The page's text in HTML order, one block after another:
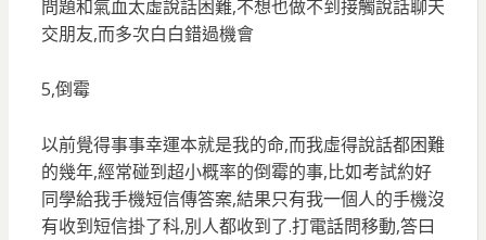
問題和氣血太虛說話困難,不想也做不到接觸說話聊天
交朋友,而多次白白錯過機會
5,倒霉
以前覺得事事幸運本就是我的命,而我虛得說話都困難
的幾年,經常碰到超小概率的倒霉的事,比如考試約好
同學給我手機短信傳答案,結果只有我一個人的手機沒
有收到短信掛了科,別人都收到了.打電話問移動,答曰